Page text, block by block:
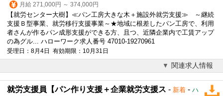
月給 271,000円 ～ 374,000円
【就労センター大樹】≪パン工房大きな木＋施設外就労支援≫ ～継続
支援Ｂ型事業、就労移行支援事業～★地域に根差したパン工房で、利用
者さんが作るパン成形支援ができる方、且つ、近隣企業内で工賃アップ
の為グル... ハローワーク求人番号 47010-19270961
受理日：8月4日 有効期限：10月31日
関連求人情報
就労支援員【パン作り支援＋企業就労支援ス - 新着 - ハ